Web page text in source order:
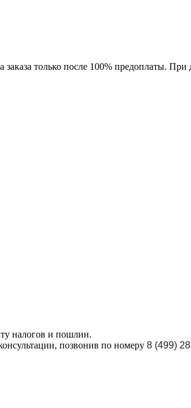
только после 100% предоплаты. При
налогов и пошлин.
позвонив по номеру 8 (499)